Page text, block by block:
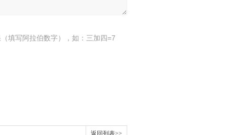
填写阿拉伯数字），如：三加四=7
返回列表>>